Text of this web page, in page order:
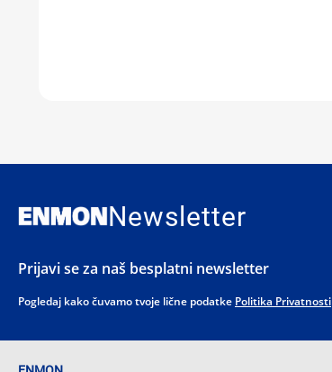
Newsletter
Prijavi se za naš besplatni newsletter
Pogledaj kako čuvamo tvoje lične podatke Politika Privatnosti